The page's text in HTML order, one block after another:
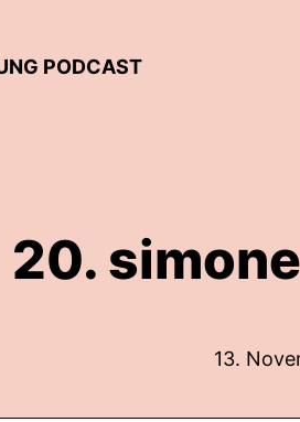
PODCAST
20.
13.